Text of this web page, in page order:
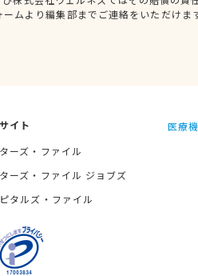
ムより編集部までご連絡をいただけま
イト
ーズ・ファイル
ーズ・ファイル ジョブズ
タルズ・ファイル
医療